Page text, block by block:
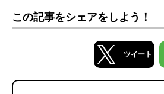
この記事をシェアをしよう！
ツイート